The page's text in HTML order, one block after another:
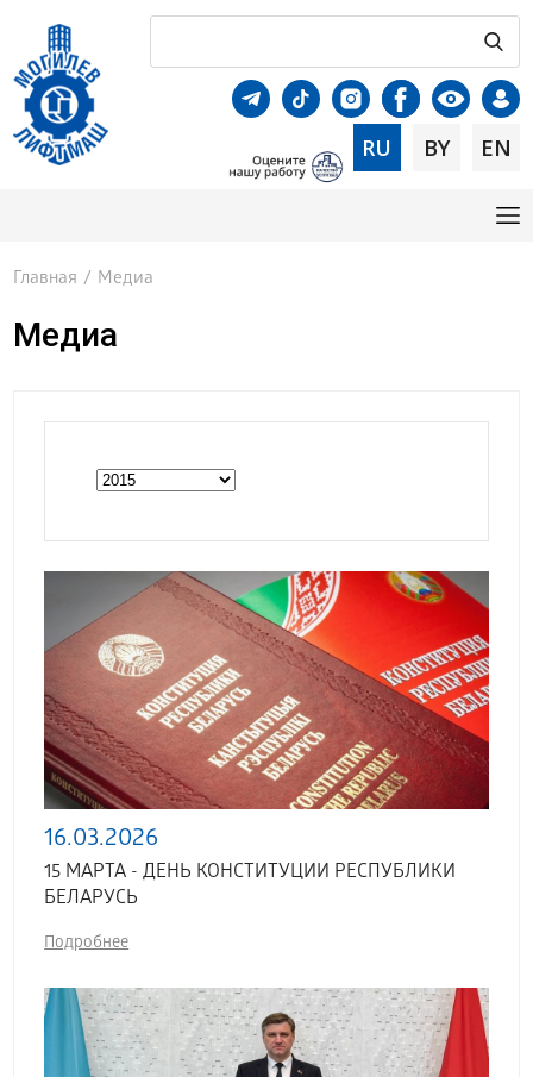
RU BY EN
Главная / Медиа
Медиа
16.03.2026
15 МАРТА - ДЕНЬ КОНСТИТУЦИИ РЕСПУБЛИКИ
БЕЛАРУСЬ
Подробнее